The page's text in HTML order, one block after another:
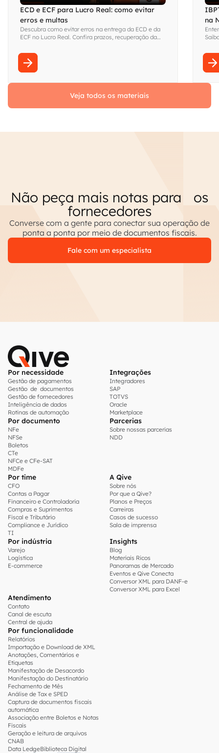
ECD e ECF para Lucro Real: como evitar
erros e multas
Descubra como evitar erros na entrega da ECD e da
ECF no Lucro Real. Confira prazos, recuperação da
na
Veja todos os materiais
Não peça mais notas para os
fornecedores
Converse com a gente para conectar sua operação de
ponta a ponta por meio de documentos fiscais.
Fale com um especialista
Por necessidade
Gestão de pagamentos
Gestão de documentos
Gestão de fornecedores
Inteligência de dados
Rotinas de automação
Integrações
Integradores
SAP
TOTVS
Oracle
Marketplace
Por documento
NFe
NFSe
Boletos
CTe
NFCe e CFe-SAT
MDFe
Parcerias
Sobre nossas parcerias
NDD
Por time
CFO
Contas a Pagar
Financeiro e Controladoria
Compras e Suprimentos
Fiscal e Tributário
Compliance e Jurídico
TI
A Qive
Sobre nós
Por que a Qive?
Planos e Preços
Carreiras
Casos de sucesso
Sala de imprensa
Por indústria
Varejo
Logística
E-commerce
Insights
Blog
Materiais Ricos
Panoramas de Mercado
Eventos e Qive Conecta
Conversor XML para DANF-e
Conversor XML para Excel
Atendimento
Contato
Canal de escuta
Central de ajuda
Por funcionalidade
Relatórios
Importação e Download de XML
Anotações, Comentários e
Etiquetas
Manifestação de Desacordo
Manifestação do Destinatário
Fechamento de Mês
Análise de Tax e SPED
Captura de documentos fiscais
automática
Associação entre Boletos e Notas
Fiscais
Geração e leitura de arquivos
CNAB
Data LedgeBiblioteca Digital